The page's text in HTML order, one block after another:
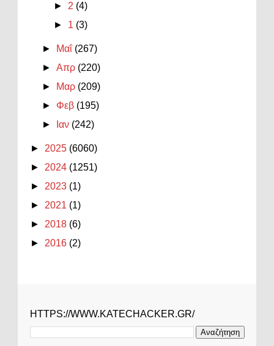
► 2 (4)
► 1 (3)
► Μαΐ (267)
►Απρ (220)
►
Μαρ (209)
► Φεβ (195)
►
Ιαν (242)
► 2025 (6060)
► 2024 (1251)
► 2023 (1)
► 2021 (1)
► 2018 (6)
► 2016 (2)
HTTPS://WWW.KATECHACKER.GR/